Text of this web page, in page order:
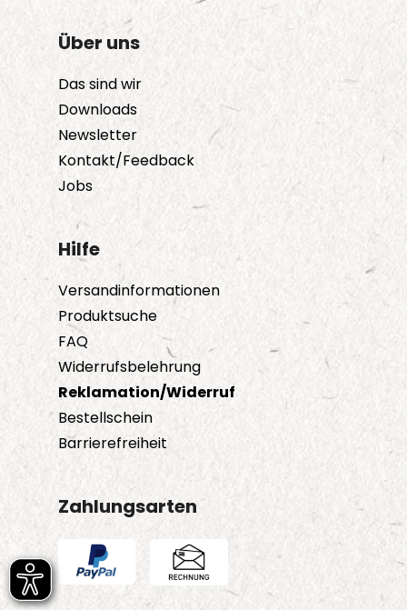
Über uns
Das sind wir
Downloads
Newsletter
Kontakt/Feedback
Jobs
Hilfe
Versandinformationen
Produktsuche
FAQ
Widerrufsbelehrung
Reklamation/Widerruf
Bestellschein
Barrierefreiheit
Zahlungsarten